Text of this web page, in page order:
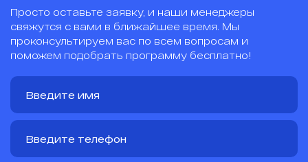
Просто оставьте заявку, и наши менеджеры
свяжутся с вами в ближайшее время. Мы
проконсультируем вас по всем вопросам и
поможем подобрать программу бесплатно!